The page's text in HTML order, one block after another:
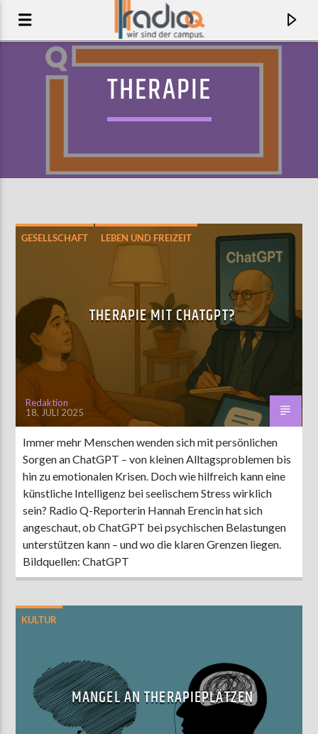
RUBBERBAND MAN
RAYLAND BAXTER
AKTUELLE SENDUNG
ABWASCH
18:00 19:00
ZU HÖREN IN Münster90,9 MHzSteinfurt103,9 MHz
THERAPIE
GESELLSCHAFT LEBEN UND FREIZEIT
THERAPIE MIT CHATGPT?
Redaktion
18. JULI 2025
Immer mehr Menschen wenden sich mit persönlichen
Sorgen an ChatGPT – von kleinen Alltagsproblemen bis
hin zu emotionalen Krisen. Doch wie hilfreich kann eine
künstliche Intelligenz bei seelischem Stress wirklich
sein? Radio Q-Reporterin Hannah Erencin hat sich
angeschaut, ob ChatGPT bei psychischen Belastungen
unterstützen kann – und wo die klaren Grenzen liegen.
Bildquellen: ChatGPT
KULTUR
MANGEL AN THERAPIEPLÄTZEN